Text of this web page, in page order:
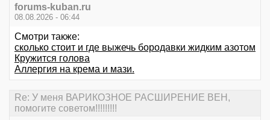
forums-kuban.ru
08.08.2026 - 06:44
Смотри также:
сколько стоит и где выжечь бородавки жидким азотом
Кружится голова
Аллергия на крема и мази.
Re: У меня ВАРИКОЗНОЕ РАСШИРЕНИЕ ВЕН,
помогите советом!!!!!!!!!